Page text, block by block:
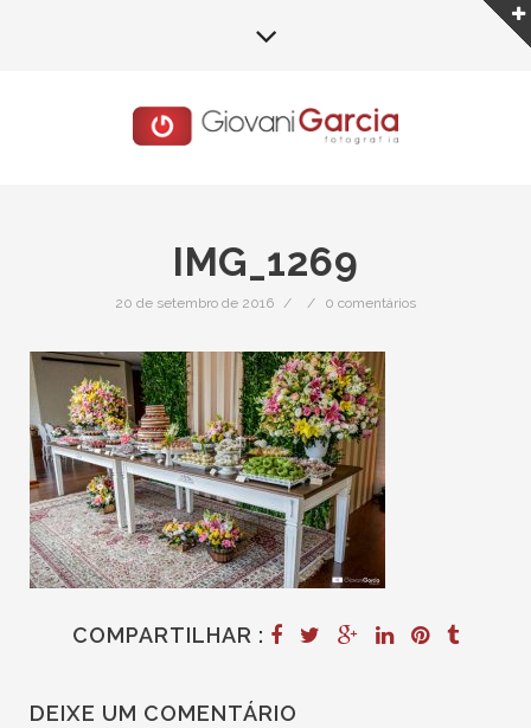
IMG_1269
20 de setembro de 2016 / / 0 comentários
COMPARTILHAR :
DEIXE UM COMENTÁRIO